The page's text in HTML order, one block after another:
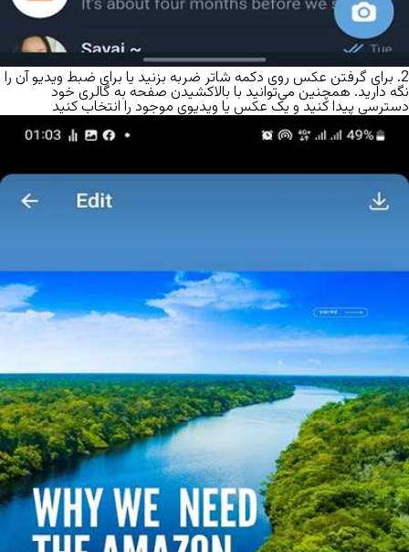
2. برای گرفتن عکس روی دکمه شاتر ضربه بزنید یا برای ضبط ویدیو آن را
نگه دارید. همچنین می‌توانید با بالاکشیدن صفحه به گالری خود
دسترسی پیدا کنید و یک عکس یا ویدیوی موجود را انتخاب کنید